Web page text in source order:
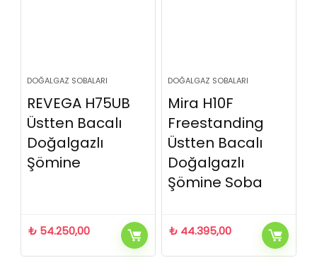
DOĞALGAZ SOBALARI
REVEGA H75UB
Üstten Bacalı
Doğalgazlı
Şömine
₺54.250,00
DOĞALGAZ SOBALARI
Mira H10F
Freestanding
Üstten Bacalı
Doğalgazlı
Şömine Soba
₺44.395,00